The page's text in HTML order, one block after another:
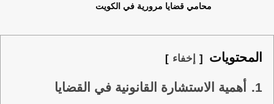
محامي قضايا مرورية في الكويت
المحتويات إخفاء
1.
أهمية الاستشارة القانونية في القضايا